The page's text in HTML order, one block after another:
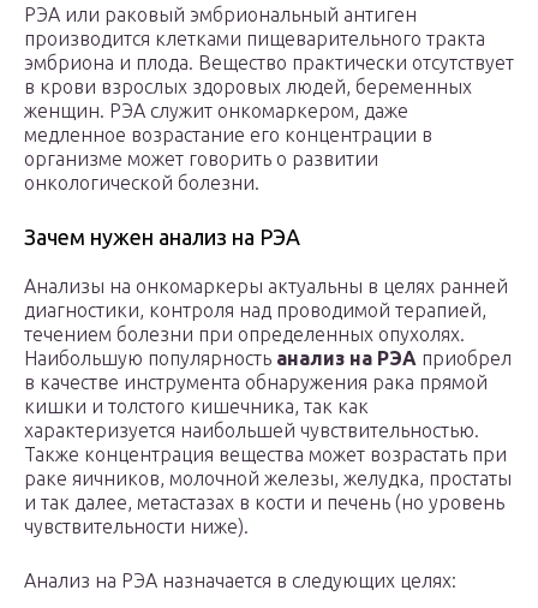
РЭА или раковый эмбриональный антиген
производится клетками пищеварительного тракта
эмбриона и плода. Вещество практически отсутствует
в крови взрослых здоровых людей, беременных
женщин. РЭА служит онкомаркером, даже
медленное возрастание его концентрации в
организме может говорить о развитии
онкологической болезни.
Зачем нужен анализ на РЭА
Анализы на онкомаркеры актуальны в целях ранней
диагностики, контроля над проводимой терапией,
течением болезни при определенных опухолях.
Наибольшую популярность анализ на РЭА приобрел
в качестве инструмента обнаружения рака прямой
кишки и толстого кишечника, так как
характеризуется наибольшей чувствительностью.
Также концентрация вещества может возрастать при
раке яичников, молочной железы, желудка, простаты
и так далее, метастазах в кости и печень (но уровень
чувствительности ниже).
Анализ на РЭА назначается в следующих целях: